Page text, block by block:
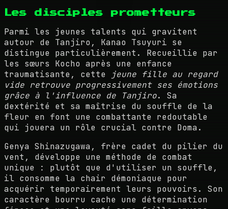
Les disciples prometteurs
Parmi les jeunes talents qui gravitent
autour de Tanjiro, Kanao Tsuyuri se
distingue particulièrement. Recueillie par
les sœurs Kocho après une enfance
traumatisante, cette
jeune fille au regard
vide retrouve progressivement ses émotions
grâce à l'influence de Tanjiro. Sa
dextérité et sa maîtrise du souffle de la
fleur en font une combattante redoutable
qui jouera un rôle crucial contre Doma.
Genya Shinazugawa, frère cadet du pilier du
vent, développe une méthode de combat
unique : plutôt que d'utiliser un souffle,
il consomme la chair démoniaque pour
acquérir temporairement leurs pouvoirs. Son
caractère bourru cache une détermination